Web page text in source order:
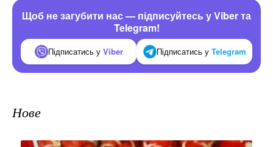
Щоб не загубити нас — підписуйтесь у Viber та
Telegram!
Підписатись у Viber Підписатись у Telegram
Нове